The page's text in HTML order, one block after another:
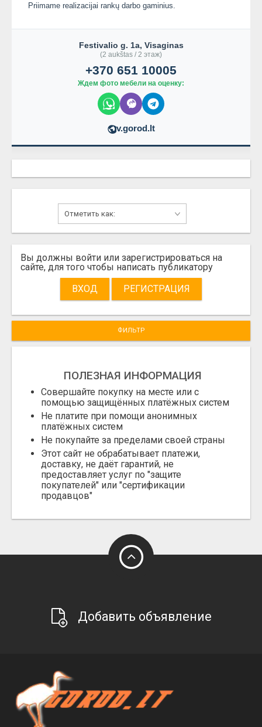
Priimame realizacijai rankų darbo gaminius.
Festivalio g. 1a, Visaginas
(2 aukštas / 2 этаж)
+370 651 10005
Ждем фото мебели на оценку:
v.gorod.lt
Вы должны войти или зарегистрироваться на
сайте, для того чтобы написать публикатору
ВХОД
РЕГИСТРАЦИЯ
ФИЛЬТР
ПОЛЕЗНАЯ ИНФОРМАЦИЯ
Совершайте покупку на месте или с
помощью защищённых платёжных систем
Не платите при помощи анонимных
платёжных систем
Не покупайте за пределами своей страны
Этот сайт не обрабатывает платежи,
доставку, не даёт гарантий, не
предоставляет услуг по "защите
покупателей" или "сертификации
продавцов"
Добавить объявление